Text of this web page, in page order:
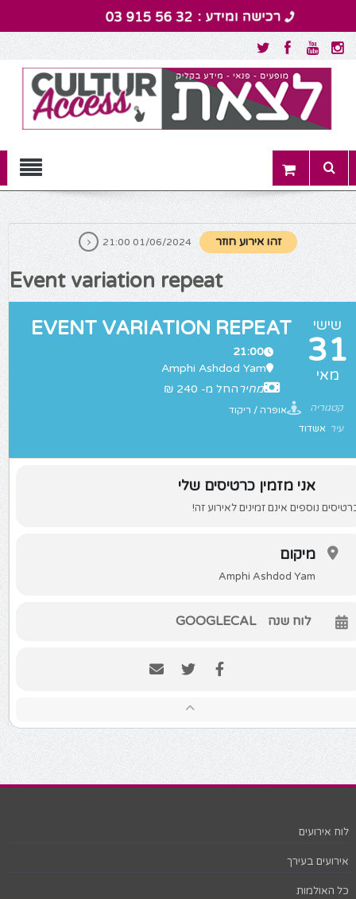
Menu
זהו אירוע חוזר 01/06/2024 21:00
Event variation repeat
שישי
31
מאי
EVENT VARIATION REPEAT
21:00
Amphi Ashdod Yam
מחירהחל מ- 240 ₪
קטגוריה
אופרה / ריקוד
עיר אשדוד
אני מזמין כרטיסים שלי
נוספים אינם זמינים לאירוע זה!
מיקום
Amphi Ashdod Yam
לוח שנה GOOGLECAL
לוח אירועים
אירועים בעירך
כל האולמות